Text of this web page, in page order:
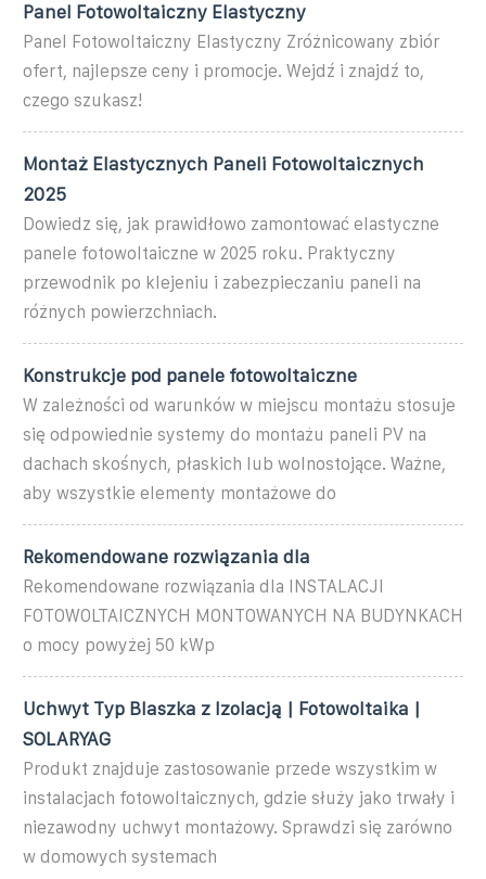
Panel Fotowoltaiczny Elastyczny
Panel Fotowoltaiczny Elastyczny Zróżnicowany zbiór
ofert, najlepsze ceny i promocje. Wejdź i znajdź to,
czego szukasz!
Montaż Elastycznych Paneli Fotowoltaicznych
2025
Dowiedz się, jak prawidłowo zamontować elastyczne
panele fotowoltaiczne w 2025 roku. Praktyczny
przewodnik po klejeniu i zabezpieczaniu paneli na
różnych powierzchniach.
Konstrukcje pod panele fotowoltaiczne
W zależności od warunków w miejscu montażu stosuje
się odpowiednie systemy do montażu paneli PV na
dachach skośnych, płaskich lub wolnostojące. Ważne,
aby wszystkie elementy montażowe do
Rekomendowane rozwiązania dla
Rekomendowane rozwiązania dla INSTALACJI
FOTOWOLTAICZNYCH MONTOWANYCH NA BUDYNKACH
o mocy powyżej 50 kWp
Uchwyt Typ Blaszka z Izolacją | Fotowoltaika |
SOLARYAG
Produkt znajduje zastosowanie przede wszystkim w
instalacjach fotowoltaicznych, gdzie służy jako trwały i
niezawodny uchwyt montażowy. Sprawdzi się zarówno
w domowych systemach